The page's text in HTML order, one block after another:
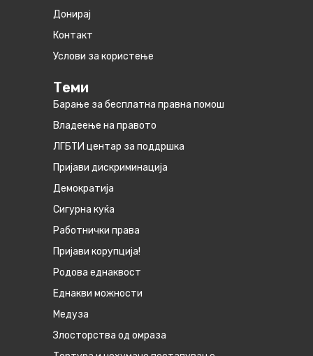
Донирај
Контакт
Услови за користење
Теми
Барање за бесплатна правна помош
Владеење на правото
ЛГБТИ центар за поддршка
Пријави дискриминација
Демократија
Сигурна куќа
Работнички права
Пријави корупција!
Родова еднаквост
Eднакви можности
Медуза
Злосторства од омраза